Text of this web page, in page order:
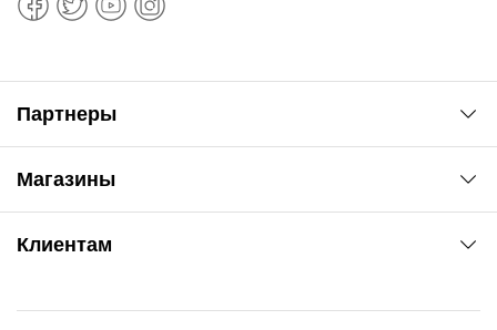
Магазины
ул. Рабочая, 2-а
Клиентам
Партнеры